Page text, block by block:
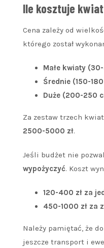
Ile kosztuje
Cena zależy od
którego został
Małe kwiaty
Średnie (150-
Duże (200-250
Za zestaw trzech
2500-5000 zł.
Jeśli budżet nie
wypożyczyć. Koszt
120-400 zł za
450-1000 zł za
Należy pamiętać, że
jeszcze transport i